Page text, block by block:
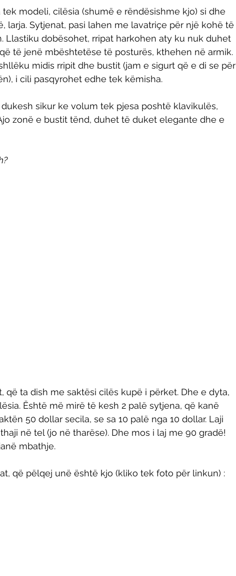
tek modeli, cilësia (shumë e rëndësishme kjo) si dhe
larja. Sytjenat, pasi lahen me lavatriçe për një kohë të
Llastiku dobësohet, rripat harkohen aty ku nuk duhet
të jenë mbështetëse të posturës, kthehen në armik.
midis rripit dhe bustit (jam e sigurt që e di se për
i cili pasqyrohet edhe tek këmisha.
sikur ke volum tek pjesa poshtë klavikulës,
zonë e bustit tënd, duhet të duket elegante dhe e
që ta dish me saktësi cilës kupë i përket. Dhe e dyta,
Është më mirë të kesh 2 palë sytjena, që kanë
50 dollar secila, se sa 10 palë nga 10 dollar. Laji
në tel (jo në tharëse). Dhe mos i laj me 90 gradë!
mbathje.
që pëlqej unë është kjo (kliko tek foto për linkun) :